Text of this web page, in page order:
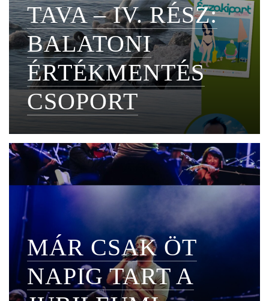
TAVA – IV. RÉSZ:
BALATONI
ÉRTÉKMENTÉS
CSOPORT
MÁR CSAK ÖT
NAPIG TART A